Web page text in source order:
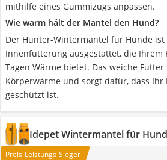
mithilfe eines Gummizugs anpassen.
Wie warm hält der Mantel den Hund?
Der Hunter-Wintermantel für Hunde
Innenfütterung ausgestattet, die Ihrem
Tagen Wärme bietet. Das weiche
Körperwärme und sorgt dafür, dass Ihr
geschützt ist.
Idepet Wintermantel für
Preis-Leistungs-Sieger